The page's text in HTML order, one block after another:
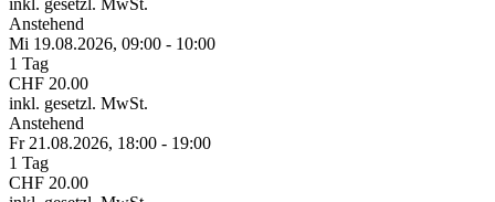
Anstehend
Mi 19.08.2026, 09:00 - 10:00
1 Tag
CHF 20.00
inkl. gesetzl. MwSt.
Anstehend
Fr 21.08.2026, 18:00 - 19:00
1 Tag
CHF 20.00